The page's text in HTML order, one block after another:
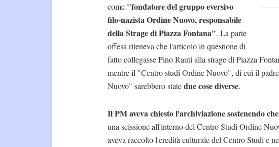
come "fondatore del gruppo eversivo
filo-nazista Ordine Nuovo, responsabile
della Strage di Piazza Fontana". La parte
offesa riteneva che l'articolo in questione di
fatto collegasse Pino Rauti alla strage di Piazza
mentre il "Centro studi Ordine Nuovo", di cui il
Nuovo" sarebbero statedue cose diverse.
Il PM aveva chiesto l'archiviazione sostenendo
una scissione all'interno del Centro Studi Ordine
aveva raccolto l'eredità culturale del Centro Studi e